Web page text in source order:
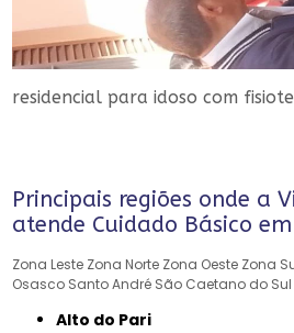
residencial para idoso com
Principais regiões onde a
atende Cuidado Básico
Zona Leste Zona Norte Zona Oeste Zona
Osasco Santo André São Caetano do Sul
Alto do Pari